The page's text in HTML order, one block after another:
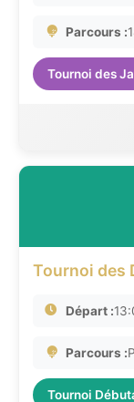
Parcours :
Tournoi des
Tournoi des
Départ :
Parcours :
Tournoi